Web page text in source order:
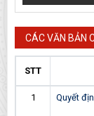
CÁC VĂN BẢN
STT
1 Quyết